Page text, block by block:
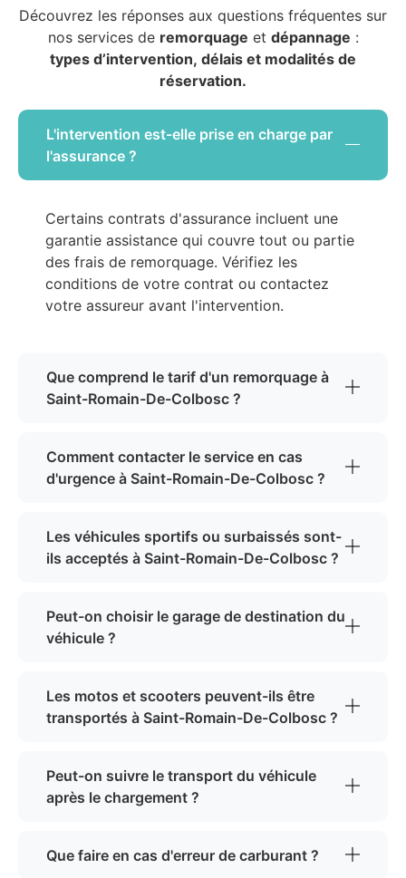
Découvrez les réponses aux questions fréquentes sur
nos services de remorquage et dépannage :
types d’intervention, délais et modalités de
réservation.
L'intervention est-elle prise en charge par
l'assurance ?
Certains contrats d'assurance incluent une
garantie assistance qui couvre tout ou partie
des frais de remorquage. Vérifiez les
conditions de votre contrat ou contactez
votre assureur avant l'intervention.
Que comprend le tarif d'un remorquage à
Saint-Romain-De-Colbosc ?
Comment contacter le service en cas
d'urgence à Saint-Romain-De-Colbosc ?
Les véhicules sportifs ou surbaissés sont-
ils acceptés à Saint-Romain-De-Colbosc ?
Peut-on choisir le garage de destination du
véhicule ?
Les motos et scooters peuvent-ils être
transportés à Saint-Romain-De-Colbosc ?
Peut-on suivre le transport du véhicule
après le chargement ?
Que faire en cas d'erreur de carburant ?